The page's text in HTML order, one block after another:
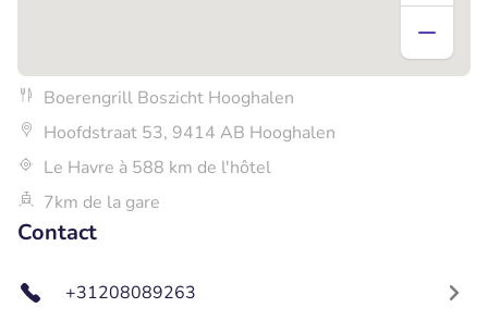
Boerengrill Boszicht Hooghalen
Hoofdstraat 53, 9414 AB Hooghalen
Le Havre à 588 km de l'hôtel
7km de la gare
Contact
+31208089263